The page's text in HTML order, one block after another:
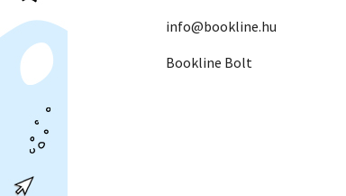
info@bookline.hu
Bookline Bolt